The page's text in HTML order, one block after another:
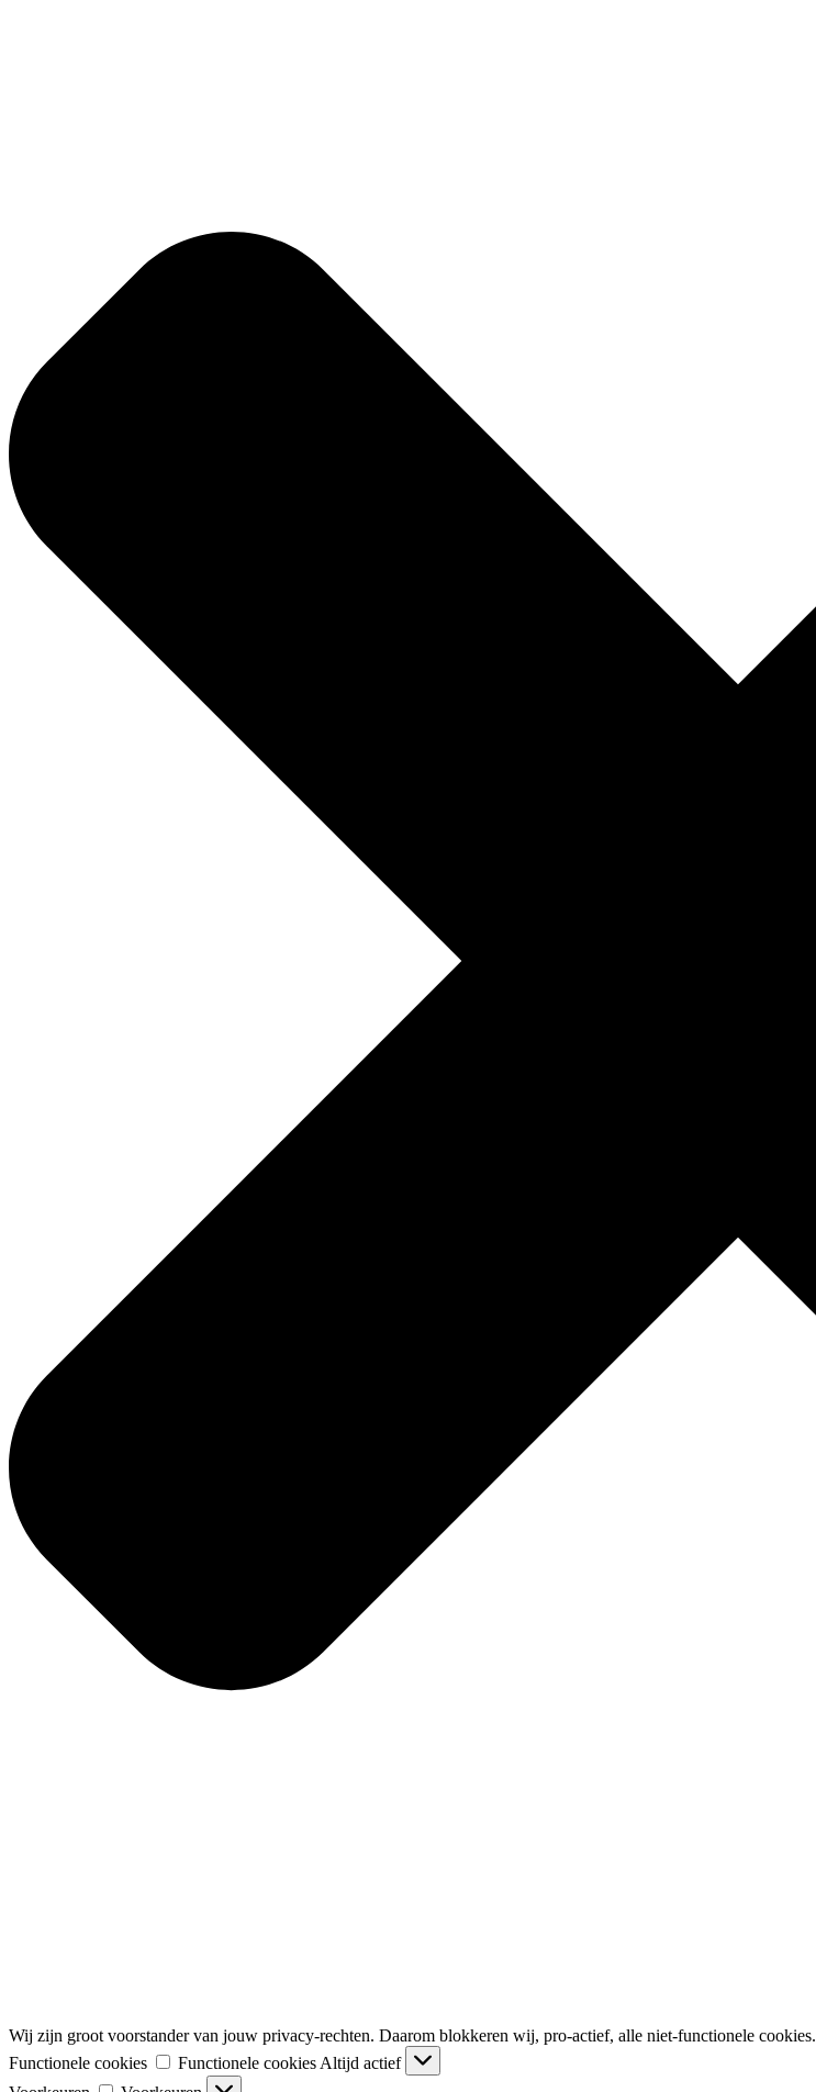
Wij zijn groot voorstander van jouw privacy-rechten. Daarom blokkeren wij, pro-actief, alle niet-functionele cookies.
Functionele cookies
Functionele cookies Altijd actief